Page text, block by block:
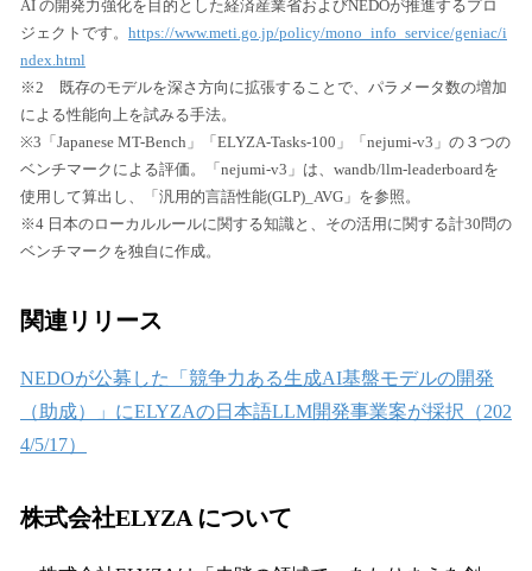
AI の開発力強化を目的とした経済産業省およびNEDOが推進するプロ
ジェクトです。 https://www.meti.go.jp/policy/mono_info_service/geniac/i
ndex.html
※2 既存のモデルを深さ方向に拡張することで、パラメータ数の増加
による性能向上を試みる手法。
※3「Japanese MT-Bench」「ELYZA-Tasks-100」「nejumi-v3」の３つの
ベンチマークによる評価。「nejumi-v3」は、wandb/llm-leaderboardを
使用して算出し、「汎用的言語性能(GLP)_AVG」を参照。
※4 日本のローカルルールに関する知識と、その活用に関する計30問の
ベンチマークを独自に作成。
関連リリース
NEDOが公募した「競争力ある生成AI基盤モデルの開発
（助成）」にELYZAの日本語LLM開発事業案が採択（202
4/5/17）
株式会社ELYZA について